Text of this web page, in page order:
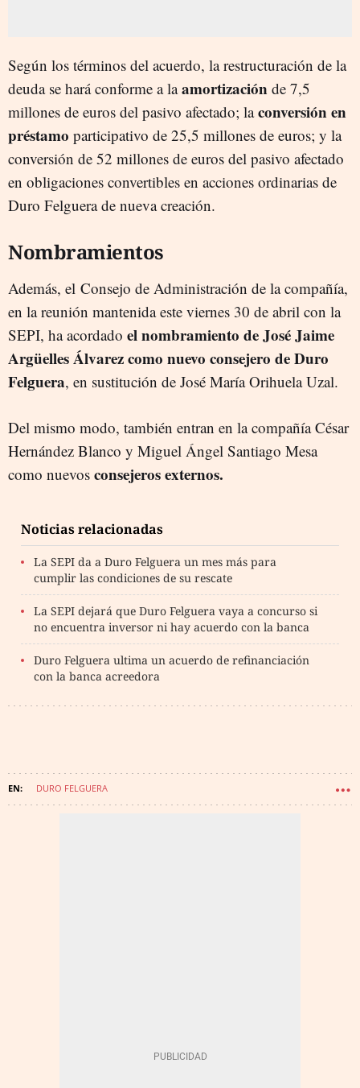
Según los términos del acuerdo, la restructuración de la
deuda se hará conforme a laamortización de 7,5
millones de euros del pasivo afectado; laconversiónen
préstamo participativo de 25,5 millones de euros; y la
conversión de 52 millones de euros del pasivo afectado
en obligaciones convertibles en acciones ordinarias de
Duro Felguera de nueva creación.
Nombramientos
Además, el Consejo de Administración de la compañía,
en la reunión mantenida este viernes 30 de abril con la
SEPI, ha acordado el nombramiento de José Jaime
Argüelles Álvarez como nuevo consejero de Duro
Felguera, en sustitución de José María Orihuela Uzal.
Del mismo modo, también entran en la compañía César
Hernández Blanco y Miguel Ángel Santiago Mesa
como nuevos consejeros externos.
Noticias relacionadas
La SEPI da a Duro Felguera un mes más para
cumplir las condiciones de su rescate
La SEPI dejará que Duro Felguera vaya a concurso si
no encuentra inversor ni hay acuerdo con la banca
Duro Felguera ultima un acuerdo de refinanciación
con la banca acreedora
DURO FELGUERA